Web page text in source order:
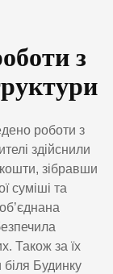
з
роботи з
здійснили
зібравши
суміші та
Також за їх
біля Будинку